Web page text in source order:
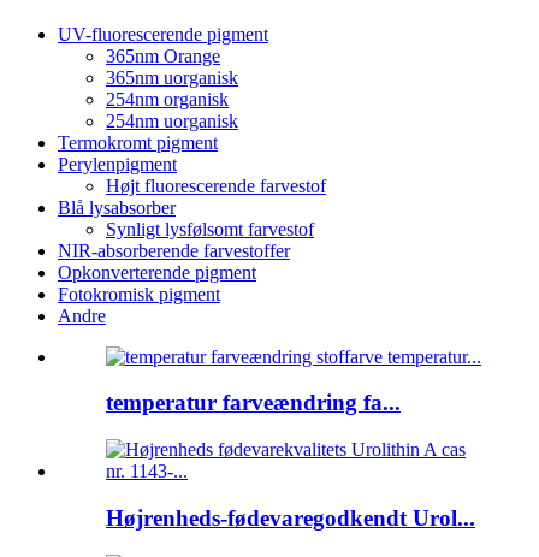
UV-fluorescerende pigment
365nm Orange
365nm uorganisk
254nm organisk
254nm uorganisk
Termokromt pigment
Perylenpigment
Højt fluorescerende farvestof
Blå lysabsorber
Synligt lysfølsomt farvestof
NIR-absorberende farvestoffer
Opkonverterende pigment
Fotokromisk pigment
Andre
temperatur farveændring fa...
Højrenheds-fødevaregodkendt Urol...